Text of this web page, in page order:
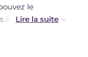
le
ingrédients